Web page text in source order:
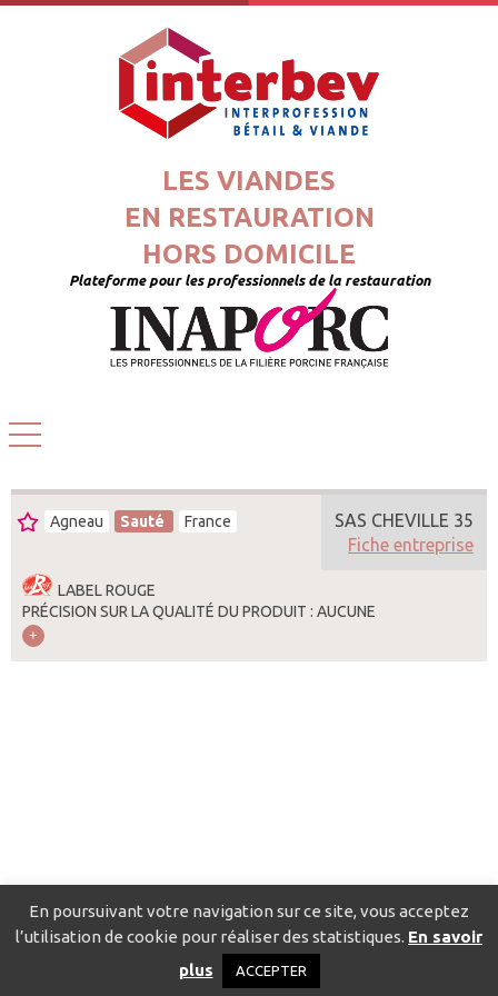
LES VIANDES
EN RESTAURATION
HORS DOMICILE
Plateforme pour les professionnels de la restauration
Agneau Sauté France
LABEL ROUGE
PRÉCISION SUR LA QUALITÉ DU PRODUIT : AUCUNE
SAS CHEVILLE 35
Fiche entreprise
Catalogue pour localiser les fournisseurs
Politique de confidentialité
En poursuivant votre navigation sur ce site, vous acceptez
l’utilisation de cookie pour réaliser des statistiques. En savoir
plus
ACCEPTER